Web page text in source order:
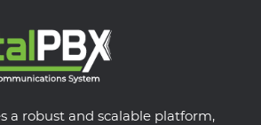
a robust and scalable platform,